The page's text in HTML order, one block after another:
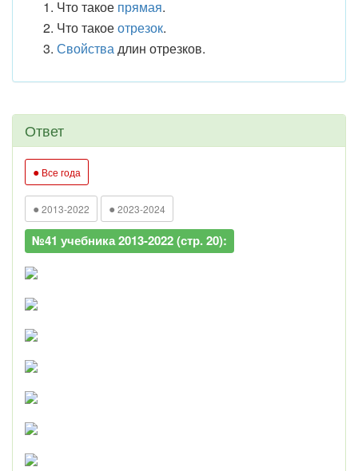
Что такое прямая.
Что такоеотрезок.
Свойствадлин отрезков.
Ответ
● Все года
● 2013-2022 ● 2023-2024
№41 учебника 2013-2022 (стр. 20):